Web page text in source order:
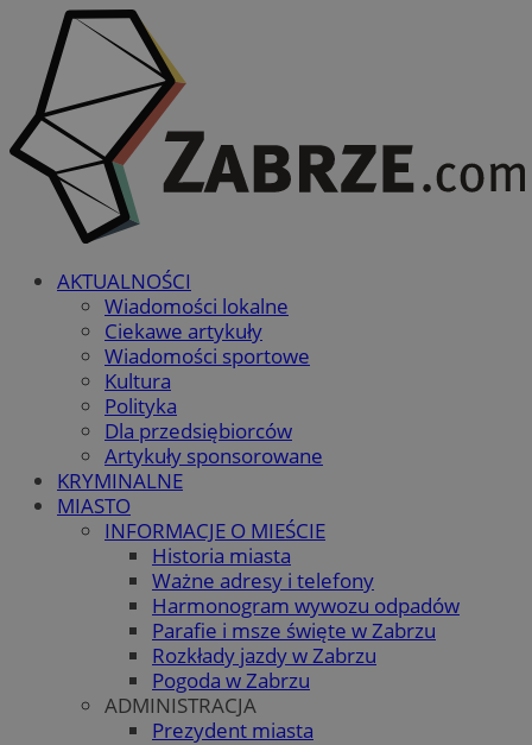
AKTUALNOŚCI
Wiadomości lokalne
Ciekawe artykuły
Wiadomości sportowe
Kultura
Polityka
Dla przedsiębiorców
Artykuły sponsorowane
KRYMINALNE
MIASTO
INFORMACJE O MIEŚCIE
Historia miasta
Ważne adresy i telefony
Harmonogram wywozu odpadów
Parafie i msze święte w Zabrzu
Rozkłady jazdy w Zabrzu
Pogoda w Zabrzu
ADMINISTRACJA
Prezydent miasta